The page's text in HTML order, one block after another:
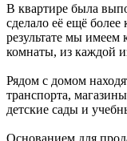
В квартире была
сделало её ещё
результате мы
комнаты, из каждой
Рядом с домом
транспорта,
детские сады и
Основанием для